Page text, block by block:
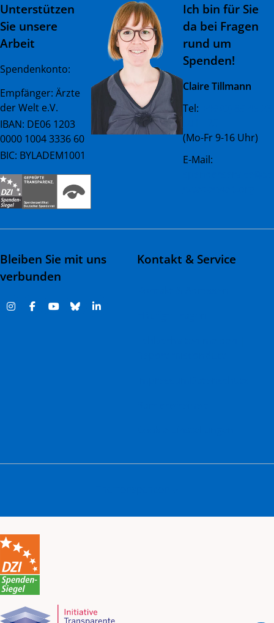
Unterstützen
Sie unsere
Arbeit
Spendenkonto:
Empfänger: Ärzte
der Welt e.V.
IBAN: DE06 1203
0000 1004 3336 60
BIC: BYLADEM1001
Ich bin für Sie
da bei Fragen
rund um
Spenden!
Claire Tillmann
Tel:
(Mo-Fr 9-16 Uhr)
E-Mail:
Bleiben Sie mit uns
verbunden
Kontakt & Service